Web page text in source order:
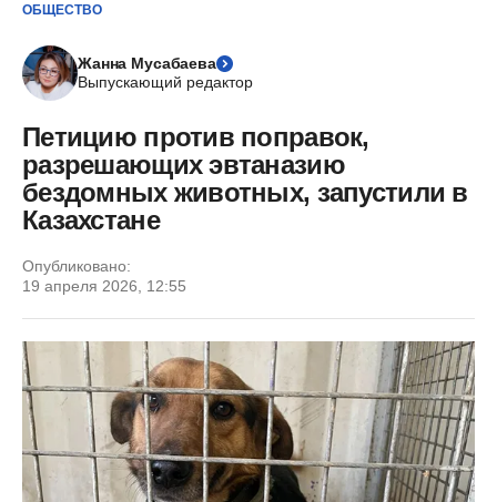
ОБЩЕСТВО
Жанна Мусабаева
Выпускающий редактор
Петицию против поправок,
разрешающих эвтаназию
бездомных животных, запустили в
Казахстане
Опубликовано:
19 апреля 2026, 12:55